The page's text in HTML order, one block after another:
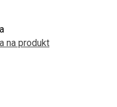
na produkt